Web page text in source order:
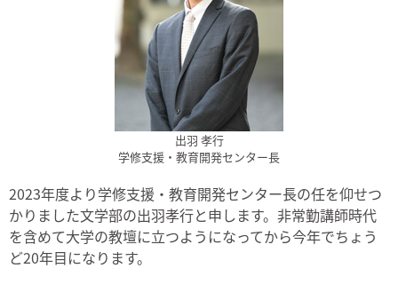
出羽 孝行
学修支援・教育開発センター長
2023年度より学修支援・教育開発センター長の任を仰せつ
かりました文学部の出羽孝行と申します。非常勤講師時代
を含めて大学の教壇に立つようになってから今年でちょう
ど20年目になります。